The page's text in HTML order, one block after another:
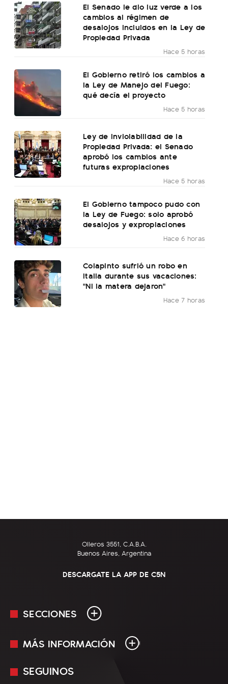
El Senado le dio luz verde a los
cambios al régimen de
desalojos incluidos en la Ley de
Propiedad Privada
Hace 5 horas
El Gobierno retiró los cambios a
la Ley de Manejo del Fuego:
qué decía el proyecto
Hace 5 horas
Ley de Inviolabilidad de la
Propiedad Privada: el Senado
aprobó los cambios ante
futuras expropiaciones
Hace 5 horas
El Gobierno tampoco pudo con
la Ley de Fuego: solo aprobó
desalojos y expropiaciones
Hace 6 horas
Colapinto sufrió un robo en
Italia durante sus vacaciones:
"Ni la matera dejaron"
Hace 7 horas
Olleros 3551, C.A.B.A.
Buenos Aires, Argentina
DESCARGATE LA APP DE C5N
SECCIONES
En Vivo
MÁS INFORMACIÓN
Mediakit
SEGUINOS